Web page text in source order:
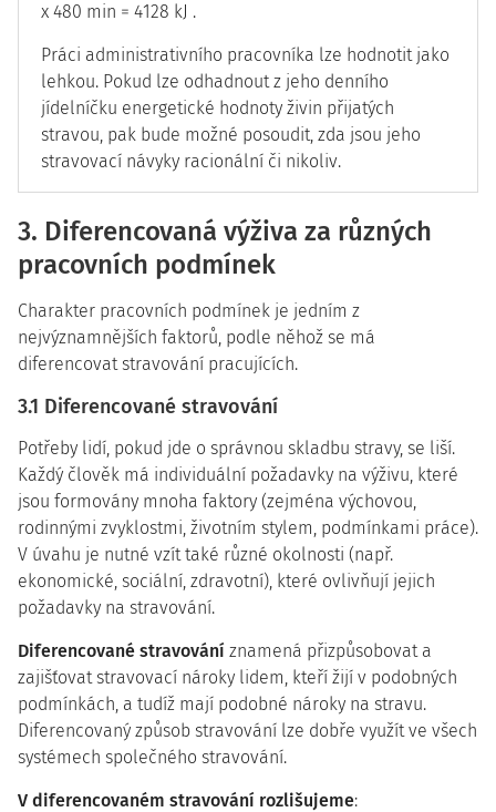
x 480 min = 4128 kJ .
Práci administrativního pracovníka lze hodnotit jako
lehkou. Pokud lze odhadnout z jeho denního
jídelníčku energetické hodnoty živin přijatých
stravou, pak bude možné posoudit, zda jsou jeho
stravovací návyky racionální či nikoliv.
3. Diferencovaná výživa za různých
pracovních podmínek
Charakter pracovních podmínek je jedním z
nejvýznamnějších faktorů, podle něhož se má
diferencovat stravování pracujících.
3.1 Diferencované stravování
Potřeby lidí, pokud jde o správnou skladbu stravy, se liší.
Každý člověk má individuální požadavky na výživu, které
jsou formovány mnoha faktory (zejména výchovou,
rodinnými zvyklostmi, životním stylem, podmínkami práce).
V úvahu je nutné vzít také různé okolnosti (např.
ekonomické, sociální, zdravotní), které ovlivňují jejich
požadavky na stravování.
Diferencované stravování znamená přizpůsobovat a
zajišťovat stravovací nároky lidem, kteří žijí v podobných
podmínkách, a tudíž mají podobné nároky na stravu.
Diferencovaný způsob stravování lze dobře využít ve všech
systémech společného stravování.
V diferencovaném stravování rozlišujeme: